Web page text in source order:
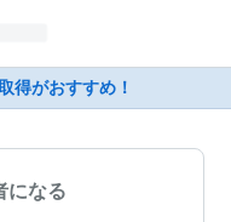
得がおすすめ！
になる